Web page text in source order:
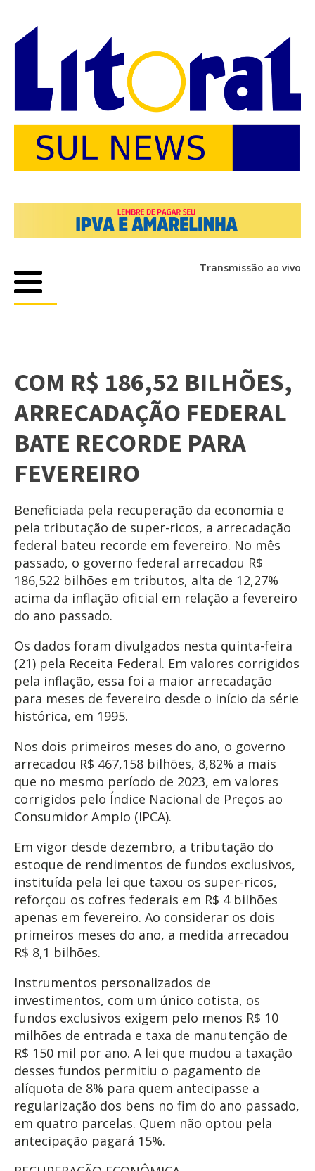
Transmissão ao vivo
COM R$ 186,52 BILHÕES,
ARRECADAÇÃO FEDERAL
BATE RECORDE PARA
FEVEREIRO
Beneficiada pela recuperação da economia e
pela tributação de super-ricos, a arrecadação
federal bateu recorde em fevereiro. No mês
passado, o governo federal arrecadou R$
186,522 bilhões em tributos, alta de 12,27%
acima da inflação oficial em relação a fevereiro
do ano passado.
Os dados foram divulgados nesta quinta-feira
(21) pela Receita Federal. Em valores corrigidos
pela inflação, essa foi a maior arrecadação
para meses de fevereiro desde o início da série
histórica, em 1995.
Nos dois primeiros meses do ano, o governo
arrecadou R$ 467,158 bilhões, 8,82% a mais
que no mesmo período de 2023, em valores
corrigidos pelo Índice Nacional de Preços ao
Consumidor Amplo (IPCA).
Em vigor desde dezembro, a tributação do
estoque de rendimentos de fundos exclusivos,
instituída pela lei que taxou os super-ricos,
reforçou os cofres federais em R$ 4 bilhões
apenas em fevereiro. Ao considerar os dois
primeiros meses do ano, a medida arrecadou
R$ 8,1 bilhões.
Instrumentos personalizados de
investimentos, com um único cotista, os
fundos exclusivos exigem pelo menos R$ 10
milhões de entrada e taxa de manutenção de
R$ 150 mil por ano. A lei que mudou a taxação
desses fundos permitiu o pagamento de
alíquota de 8% para quem antecipasse a
regularização dos bens no fim do ano passado,
em quatro parcelas. Quem não optou pela
antecipação pagará 15%.